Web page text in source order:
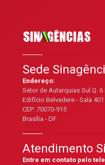
Sede
Endereço:
Setor de Autarquias Sul Q. 6
Edifício Belvedere - Sala 401
CEP: 70070-915
Brasília - DF
Atendimento
Entre em contato pelo